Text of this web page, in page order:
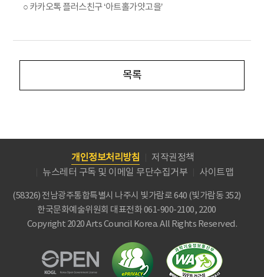
○ 카카오톡 플러스친구 ‘아트홀가얏고을’
목록
개인정보처리방침
저작권정책
뉴스레터 구독 및 이메일 무단수집거부
사이트맵
(58326) 전남광주통합특별시 나주시 빛가람로 640 (빛가람동 352)
한국문화예술위원회 대표전화 061-900-2100, 2200
Copyright 2020 Arts Council Korea. All Rights Reserved.